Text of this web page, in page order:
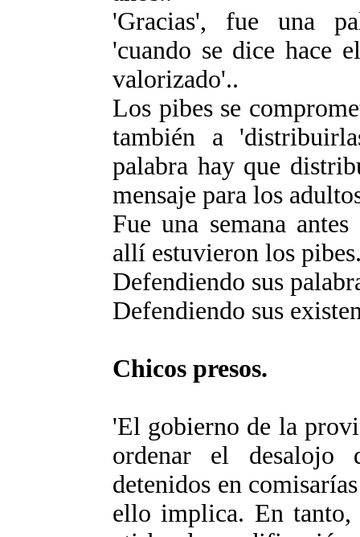
'Gracias', fue una
'cuando se dice hace
valorizado'..
Los pibes se
también a
palabra hay que
mensaje para los
Fue una semana
allí estuvieron los
Defendiendo sus
Defendiendo sus
Chicos presos.
'El gobierno de la
ordenar el desalojo
detenidos en
ello implica. En tanto,